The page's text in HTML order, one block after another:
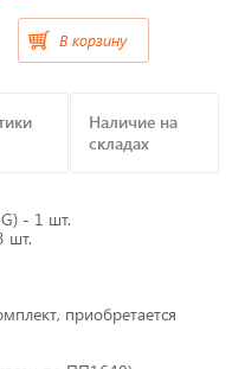
В корзину
Наличие на
складах
- 1 шт.
шт.
приобретается